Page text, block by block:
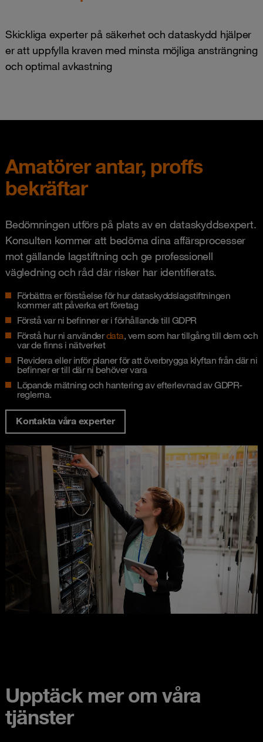
Skickliga experter på säkerhet och dataskydd hjälper
er att uppfylla kraven med minsta möjliga ansträngning
och optimal avkastning
Amatörer antar, proffs
bekräftar
Bedömningen utförs på plats av en dataskyddsexpert.
Konsulten kommer att bedöma dina affärsprocesser
mot gällande lagstiftning och ge professionell
vägledning och råd där risker har identifierats.
Förbättra er förståelse för hur dataskyddslagstiftningen
kommer att påverka ert företag
Förstå var ni befinner er i förhållande till GDPR
Förstå hur ni använderdata, vem som har tillgång till dem och
var de finns i nätverket
Revidera eller inför planer för att överbrygga klyftan från där ni
befinner er till där ni behöver vara
Löpande mätning och hantering av efterlevnad av GDPR-
reglerna.
Kontakta våra experter
Upptäck mer om våra
tjänster